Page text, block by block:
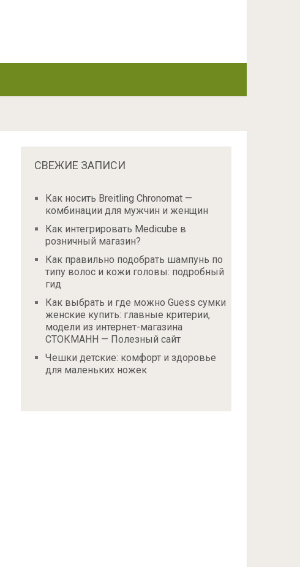
СВЕЖИЕ ЗАПИСИ
Как носить Breitling Chronomat —
комбинации для мужчин и женщин
Как интегрировать Medicube в
розничный магазин?
Как правильно подобрать шампунь по
типу волос и кожи головы: подробный
гид
Как выбрать и где можно Guess сумки
женские купить: главные критерии,
модели из интернет-магазина
СТОКМАНН — Полезный сайт
Чешки детские: комфорт и здоровье
для маленьких ножек